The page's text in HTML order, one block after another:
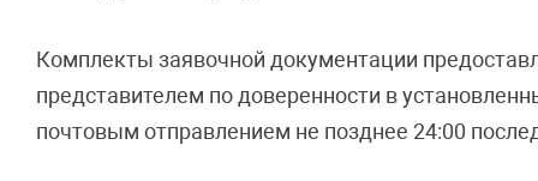
Комплекты заявочной документации
представителем по доверенности в
почтовым отправлением не позднее 24:00